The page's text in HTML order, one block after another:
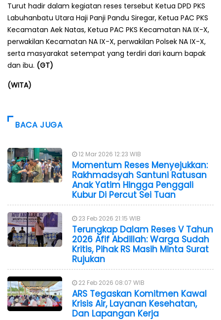
Turut hadir dalam kegiatan reses tersebut Ketua DPD PKS
Labuhanbatu Utara Haji Panji Pandu Siregar, Ketua PAC PKS
Kecamatan Aek Natas, Ketua PAC PKS Kecamatan NA IX-X,
perwakilan Kecamatan NA IX-X, perwakilan Polsek NA IX-X,
serta masyarakat setempat yang terdiri dari kaum bapak
dan ibu. (GT)
(WITA)
BACA JUGA
12 Mar 2026 12:23 WIB
Momentum Reses Menyejukkan:
Rakhmadsyah Santuni Ratusan
Anak Yatim Hingga Penggali
Kubur Di Percut Sei Tuan
23 Feb 2026 21:15 WIB
Terungkap Dalam Reses V Tahun
2026 Afif Abdillah: Warga Sudah
Kritis, Pihak RS Masih Minta Surat
Rujukan
22 Feb 2026 08:07 WIB
ARS Tegaskan Komitmen Kawal
Krisis Air, Layanan Kesehatan,
Dan Lapangan Kerja